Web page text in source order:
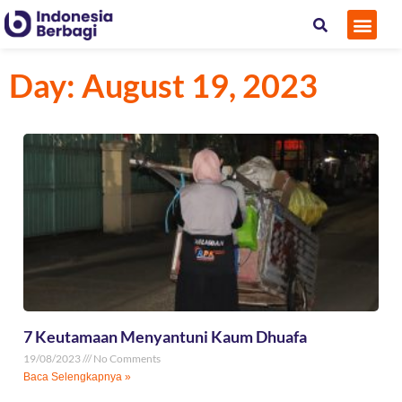
Day: August 19, 2023
7 Keutamaan Menyantuni Kaum Dhuafa
19/08/2023 No Comments
Baca Selengkapnya »